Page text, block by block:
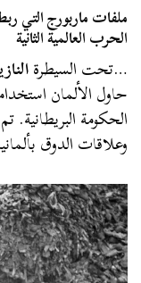
ملفات ماربورج التي
الحرب العالمية الثانية
…تحت السيطرة
حاول الألمان
الحكومة
وعلاقات الدوق